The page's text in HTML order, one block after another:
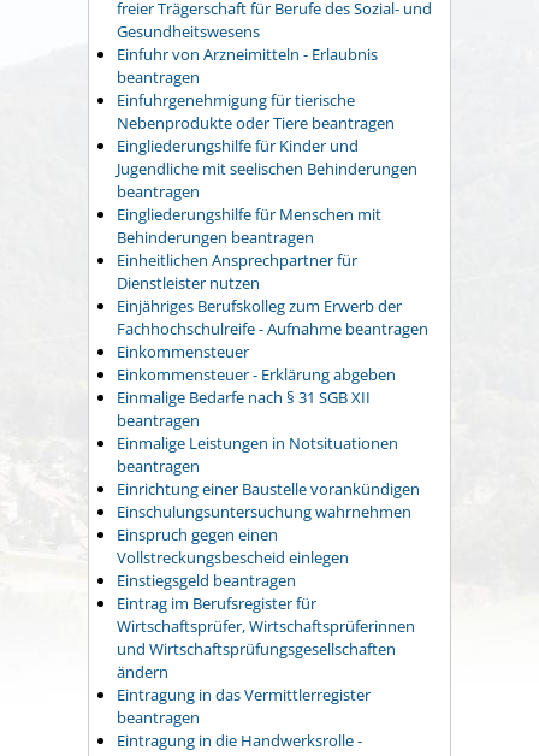
freier Trägerschaft für Berufe des Sozial- und
Gesundheitswesens
Einfuhr von Arzneimitteln - Erlaubnis
beantragen
Einfuhrgenehmigung für tierische
Nebenprodukte oder Tiere beantragen
Eingliederungshilfe für Kinder und
Jugendliche mit seelischen Behinderungen
beantragen
Eingliederungshilfe für Menschen mit
Behinderungen beantragen
Einheitlichen Ansprechpartner für
Dienstleister nutzen
Einjähriges Berufskolleg zum Erwerb der
Fachhochschulreife - Aufnahme beantragen
Einkommensteuer
Einkommensteuer - Erklärung abgeben
Einmalige Bedarfe nach § 31 SGB XII
beantragen
Einmalige Leistungen in Notsituationen
beantragen
Einrichtung einer Baustelle vorankündigen
Einschulungsuntersuchung wahrnehmen
Einspruch gegen einen
Vollstreckungsbescheid einlegen
Einstiegsgeld beantragen
Eintrag im Berufsregister für
Wirtschaftsprüfer, Wirtschaftsprüferinnen
und Wirtschaftsprüfungsgesellschaften
ändern
Eintragung in das Vermittlerregister
beantragen
Eintragung in die Handwerksrolle -